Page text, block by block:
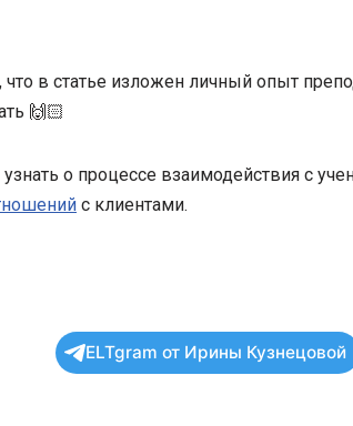
в статье изложен личный опыт
🙌🏻
о процессе взаимодействия с
с клиентами.
ELTgram от Ирины Кузнецовой